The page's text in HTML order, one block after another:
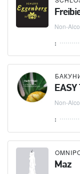
Non-
:
EASY
Non-
:
Maz